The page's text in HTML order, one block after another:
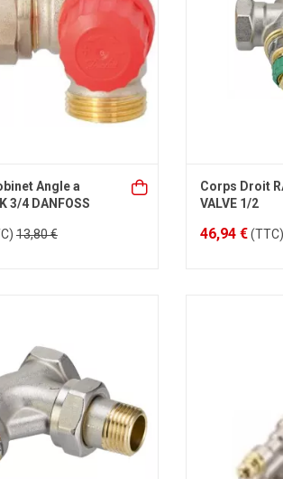
Angle a
3/4 DANFOSS
13,80 €
Corps Droit
VALVE 1/2
46,94 €(TTC)